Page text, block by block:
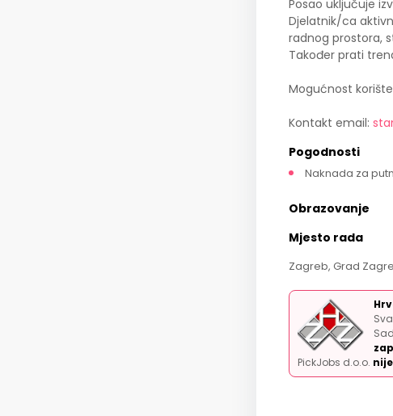
Posao uključuje
Djelatnik/ca
radnog prostora,
Također prati
Mogućnost
Kontakt email:
Pogodnosti
Naknada za
Obrazovanje
Mjesto rada
Zagreb, Grad
PickJobs d.o.o.